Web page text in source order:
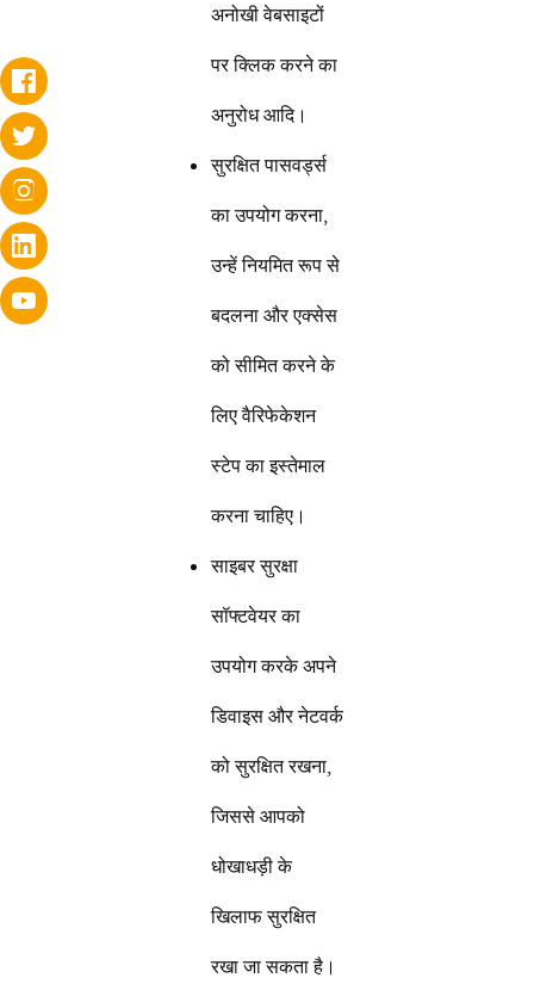
अनोखी वेबसाइटों
पर क्लिक करने का
अनुरोध आदि।
सुरक्षित पासवर्ड्स
का उपयोग करना,
उन्हें नियमित रूप से
बदलना और एक्सेस
को सीमित करने के
लिए वैरिफेकेशन
स्टेप का इस्तेमाल
करना चाहिए।
साइबर सुरक्षा
सॉफ्टवेयर का
उपयोग करके अपने
डिवाइस और नेटवर्क
को सुरक्षित रखना,
जिससे आपको
धोखाधड़ी के
खिलाफ सुरक्षित
रखा जा सकता है।